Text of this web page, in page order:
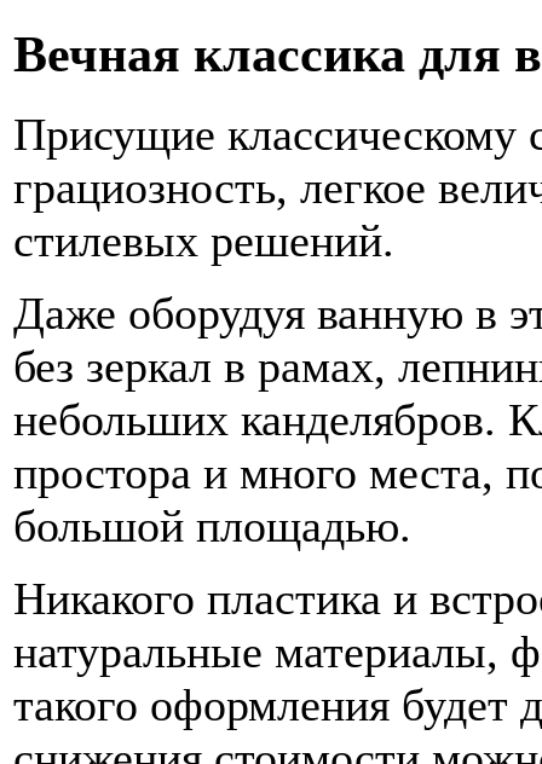
Вечная классика для
Присущие классическому
грациозность, легкое
стилевых решений.
Даже оборудуя ванную в
без зеркал в рамах,
небольших канделябров.
простора и много места,
большой площадью.
Никакого пластика и
натуральные материалы,
такого оформления будет